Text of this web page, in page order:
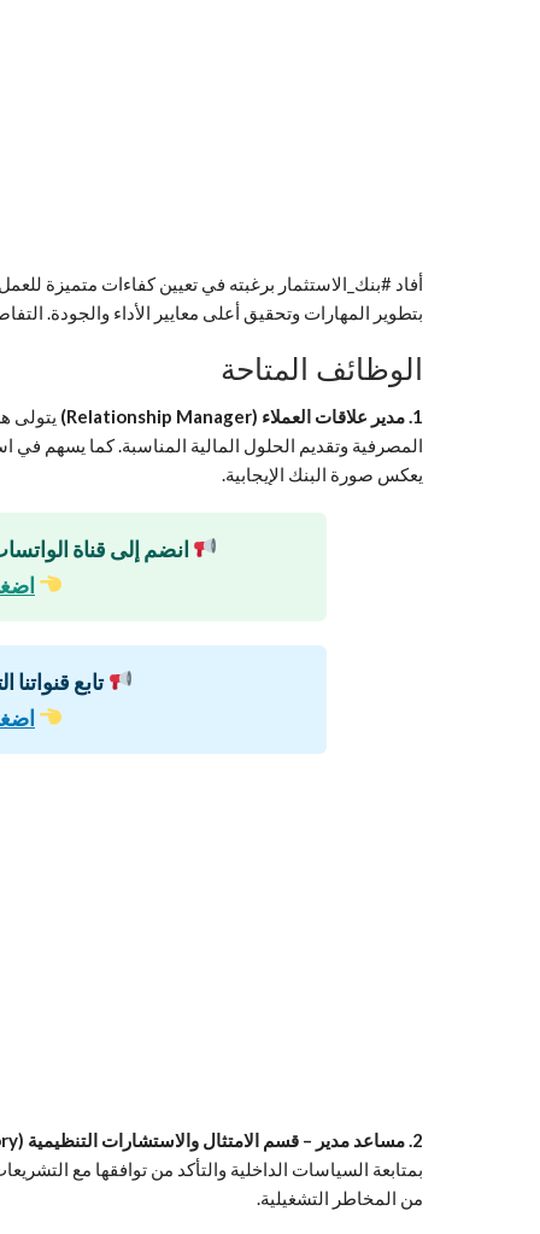
أفاد #بنك_الاستثمار برغبته في تعيين كفاءات متميزة
بتطوير المهارات وتحقيق أعلى معايير الأداء والجودة.
الوظائف المتاحة
1. مدير علاقات العملاء (Relationship Manager)
يتولى
المصرفية وتقديم الحلول المالية المناسبة. كما يسهم
يعكس صورة البنك الإيجابية.
انضم إلى قناة
تابع
2. مساعد مدير – قسم الامتثال والاستشارات التنظيمية (Assistant Manager, Regulatory Compliance Advisory)
بمتابعة السياسات الداخلية والتأكد من توافقها مع
من المخاطر التشغيلية.